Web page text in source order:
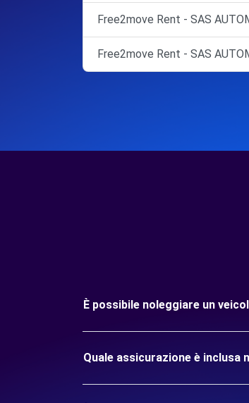
Free2move Rent - SAS
Free2move Rent - SAS
È possibile noleggiare un
Quale assicurazione è inclusa